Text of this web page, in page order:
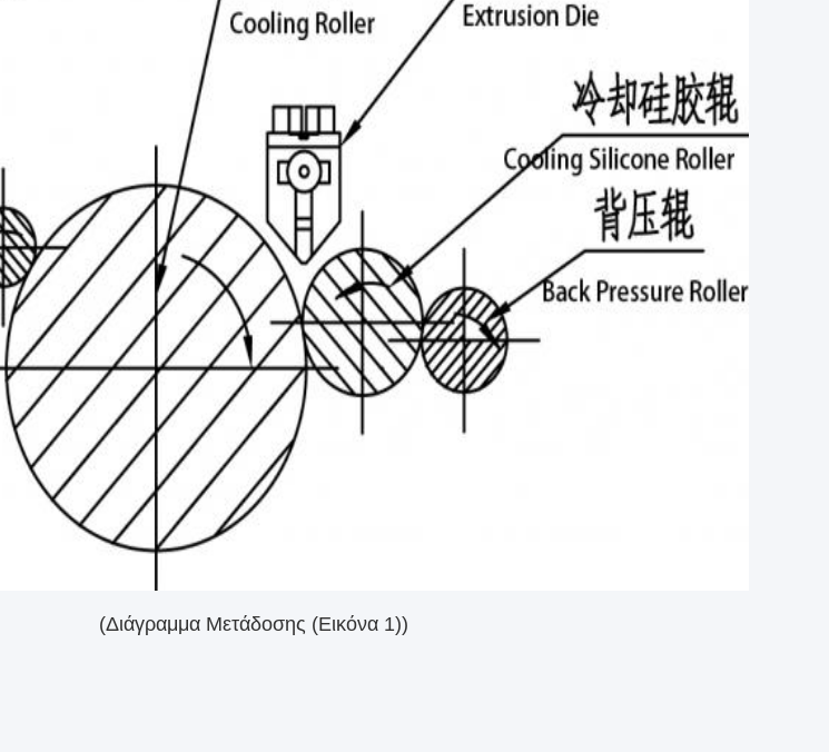
(Διάγραμμα Μετάδοσης (Εικόνα 1))